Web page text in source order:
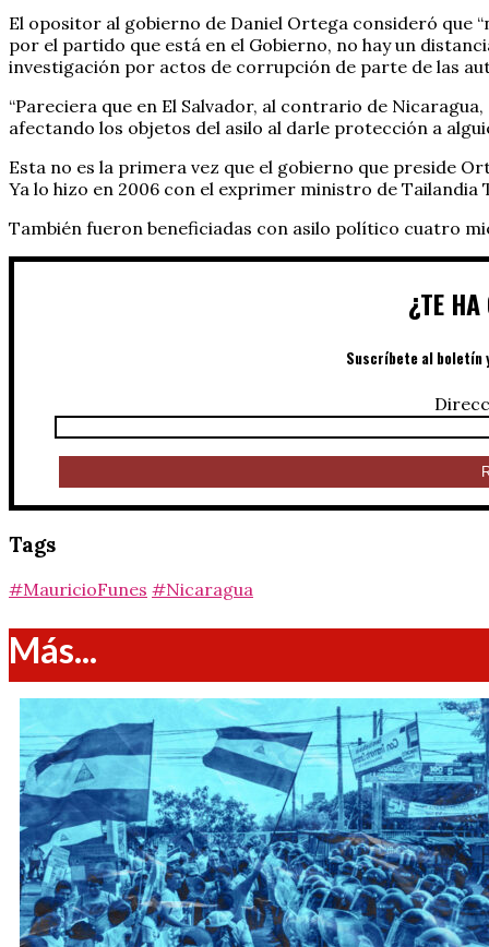
El opositor al gobierno de Daniel Ortega consideró que
por el partido que está en el Gobierno, no hay un
investigación por actos de corrupción de parte de las
“Pareciera que en El Salvador, al contrario de
afectando los objetos del asilo al darle protección a
Esta no es la primera vez que el gobierno que preside
Ya lo hizo en 2006 con el exprimer ministro de
También fueron beneficiadas con asilo político cuatro
¿TE
Suscríbete al boletín
Tags
#MauricioFunes #Nicaragua
Más...